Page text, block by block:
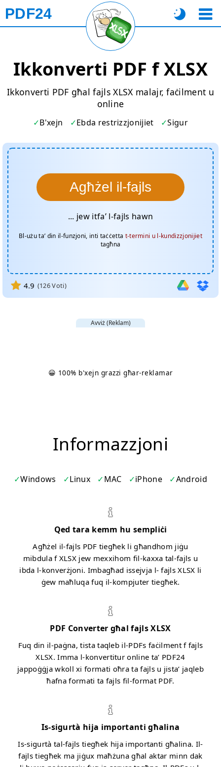
PDF24
Ikkonverti PDF f XLSX
Ikkonverti PDF għal fajls XLSX malajr, faċilment u
online
B'xejn Ebda restrizzjonijiet Sigur
Agħżel il-fajls
... jew itfa’ l-fajls hawn
Bl-użu ta’ din il-funzjoni, inti taċċetta t-termini u l-kundizzjonijiet
tagħna
4.9 (126Voti)
Avviż (Reklam)
😀 100% b'xejn grazzi għar-reklamar
Informazzjoni
Windows Linux MAC iPhone Android
Qed tara kemm hu sempliċi
Agħżel il-fajls PDF tiegħek li għandhom jiġu
mibdula f XLSX jew mexxihom fil-kaxxa tal-fajls u
ibda l-konverżjoni. Imbagħad issejvja l- fajls XLSX li
ġew maħluqa fuq il-kompjuter tiegħek.
PDF Converter għal fajls XLSX
Fuq din il-paġna, tista taqleb il-PDFs faċilment f fajls
XLSX. Imma l-konvertitur online ta’ PDF24
jappoġġja wkoll xi formati oħra ta fajls u jista’ jaqleb
ħafna formati ta fajls fil-format PDF.
Is-sigurtà hija importanti għalina
Is-sigurtà tal-fajls tiegħek hija importanti għalina. Il-
fajls tiegħek ma jiġux maħżuna għal aktar minn dak